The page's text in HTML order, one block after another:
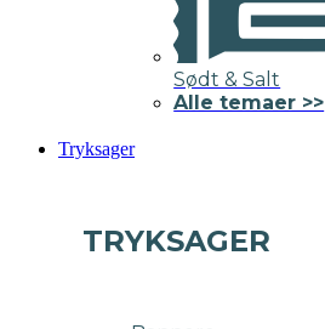
Sødt & Salt
Alle temaer >>
Tryksager
TRYKSAGER